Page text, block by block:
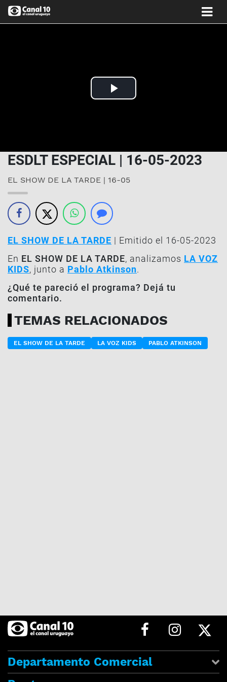
Play
ESDLT ESPECIAL | 16-05-2023
EL SHOW DE LA TARDE | 16-05
EL SHOW DE LA TARDE | Emitido el 16-05-2023
En EL SHOW DE LA TARDE, analizamos LA VOZ
KIDS, junto a Pablo Atkinson.
¿Qué te pareció el programa? Dejá tu
comentario.
TEMAS RELACIONADOS
EL SHOW DE LA TARDE LA VOZ KIDS PABLO ATKINSON
Departamento Comercial